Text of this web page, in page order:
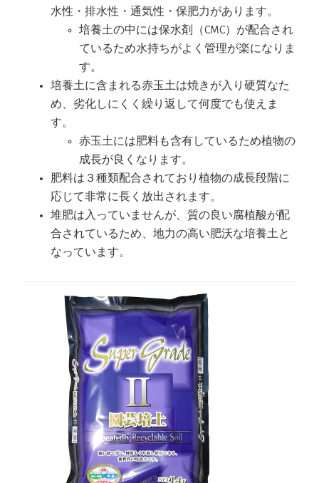
水性・排水性・通気性・保肥力があります。
培養土の中には保水剤（CMC）が配合され
ているため水持ちがよく管理が楽になりま
す。
培養土に含まれる赤玉土は焼きが入り硬質なた
め、劣化しにくく繰り返して何度でも使えま
す。
赤玉土には肥料も含有しているため植物の
成長が良くなります。
肥料は３種類配合されており植物の成長段階に
応じて非常に長く放出されます。
堆肥は入っていませんが、質の良い腐植酸が配
合されているため、地力の高い肥沃な培養土と
なっています。